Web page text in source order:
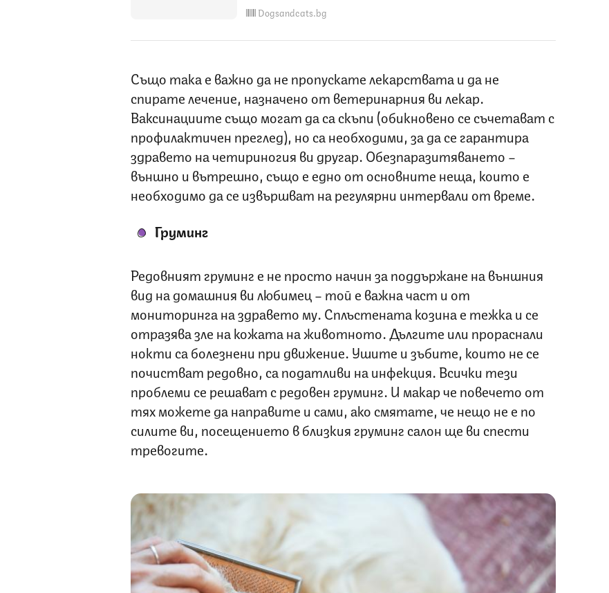
Dogsandcats.bg
Също така е важно да не пропускате лекарствата и да не
спирате лечение, назначено от ветеринарния ви лекар.
Ваксинациите също могат да са скъпи (обикновено се съчетават с
профилактичен преглед), но са необходими, за да се гарантира
здравето на четириногия ви другар. Обезпаразитяването –
външно и вътрешно, също е едно от основните неща, които е
необходимо да се извършват на регулярни интервали от време.
Груминг
Редовният груминг е не просто начин за поддържане на външния
вид на домашния ви любимец – той е важна част и от
мониторинга на здравето му. Сплъстената козина е тежка и се
отразява зле на кожата на животното. Дългите или прораснали
нокти са болезнени при движение. Ушите и зъбите, които не се
почистват редовно, са податливи на инфекция. Всички тези
проблеми се решават с редовен груминг. И макар че повечето от
тях можете да направите и сами, ако смятате, че нещо не е по
силите ви, посещението в близкия груминг салон ще ви спести
тревогите.